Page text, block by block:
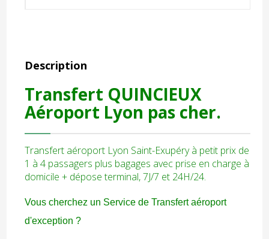
Description
Transfert QUINCIEUX
Aéroport Lyon pas cher.
Transfert aéroport Lyon Saint-Exupéry à petit prix de
1 à 4 passagers plus bagages avec prise en charge à
domicile + dépose terminal, 7J/7 et 24H/24.
Vous cherchez un Service de Transfert aéroport
d'exception ?